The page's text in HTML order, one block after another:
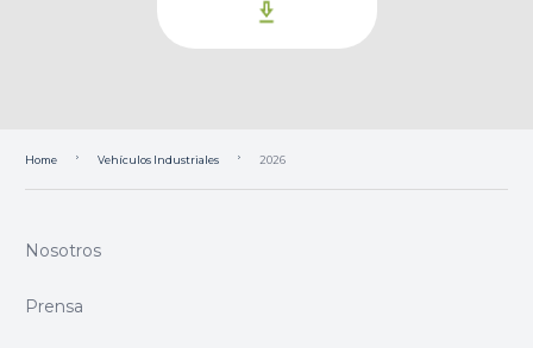
Home Vehículos Industriales 2026
Nosotros
Prensa